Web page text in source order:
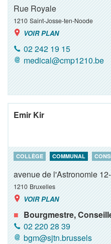
Rue Royale
1210 Saint-Josse-ten-Noode
VOIR PLAN
02 242 19 15
medical@cmp1210.be
Emir Kir
COLLÈGE COMMUNAL
avenue de l'Astronomie
1210 Bruxelles
VOIR PLAN
Bourgmestre,
02 220 28 39
bgm@sjtn.brussels